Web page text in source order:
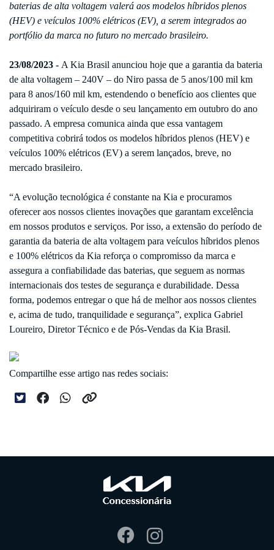
baterias de alta voltagem valerá aos modelos híbridos plenos
(HEV) e veículos 100% elétricos (EV), a serem integrados ao
portfólio da marca no futuro no mercado brasileiro.
23/08/2023 - A Kia Brasil anunciou hoje que a garantia da bateria
de alta voltagem – 240V – do Niro passa de 5 anos/100 mil km
para 8 anos/160 mil km, estendendo o benefício aos clientes que
adquiriram o veículo desde o seu lançamento em outubro do ano
passado. A empresa comunica ainda que essa vantagem
competitiva cobrirá todos os modelos híbridos plenos (HEV) e
veículos 100% elétricos (EV) a serem lançados, breve, no
mercado brasileiro.
“A evolução tecnológica é constante na Kia e procuramos
oferecer aos nossos clientes inovações que garantam excelência
em nossos produtos e serviços. Por isso, a extensão do período de
garantia da bateria de alta voltagem para veículos híbridos plenos
e 100% elétricos da Kia reforça o compromisso da marca e
assegura a confiabilidade das baterias, que seguem as normas
internacionais dos testes de segurança e durabilidade. Dessa
forma, podemos entregar o que há de melhor aos nossos clientes
e, acima de tudo, tranquilidade e segurança”, explica Gabriel
Loureiro, Diretor Técnico e de Pós-Vendas da Kia Brasil.
Compartilhe esse artigo nas redes sociais: